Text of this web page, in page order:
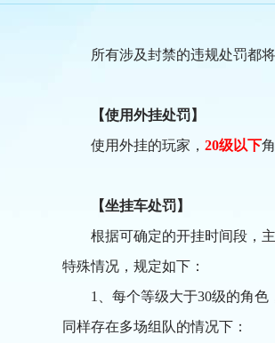
所有涉及封禁的违规处罚都
【使用外挂处罚】
使用外挂的玩家， 20级以下
【坐挂车处罚】
根据可确定的开挂时间段，
特殊情况，规定如下：
1、每个等级大于30级的角
同样存在多场组队的情况下：